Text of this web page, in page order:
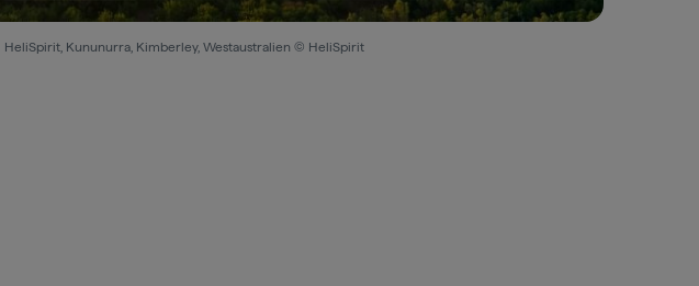
HeliSpirit, Kununurra, Kimberley, Westaustralien © HeliSpirit